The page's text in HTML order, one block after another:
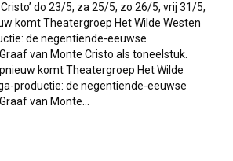
do 23/5, za 25/5, zo 26/5, vrij 31/5,
komt Theatergroep Het Wilde Westen
de negentiende-eeuwse
van Monte Cristo als toneelstuk.
komt Theatergroep Het Wilde
productie: de negentiende-eeuwse
van Monte…